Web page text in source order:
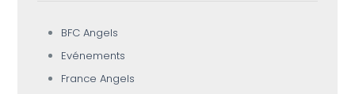
BFC Angels
Evénements
France Angels